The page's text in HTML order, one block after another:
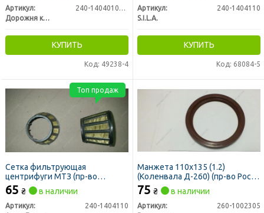
Артикул:
240-1404010А-01
Дорожня карта
КУПИТЬ
Код: 49238-4
Артикул:
240-1404110
S.I.L.A.
КУПИТЬ
Код: 68084-5
Сетка фильтрующая
центрифуги МТЗ (пр-во
Украина)
65 ₴ в наличии
Артикул:
240-1404110
Топ продаж
Манжета 110х135 (1.2)
(Коленвала Д-260) (пр-во Рось-
Гума)
75 ₴ в наличии
Артикул:
260-1002305